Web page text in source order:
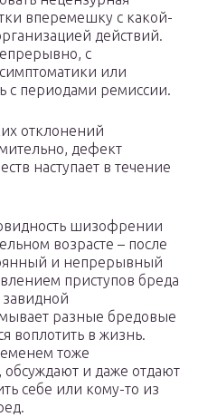
вперемешку с какой-
действий.
с
или
с периодами ремиссии.
отклонений
дефект
наступает в течение
шизофрении
возрасте – после
и непрерывный
приступов бреда
разные бредовые
воплотить в жизнь.
тоже
обсуждают и даже отдают
себе или кому-то из